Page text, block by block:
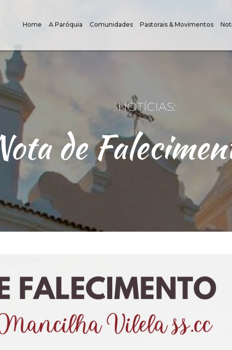
Home A Paróquia Comunidades Pastorais & Movimentos
NOTÍCIAS:
de